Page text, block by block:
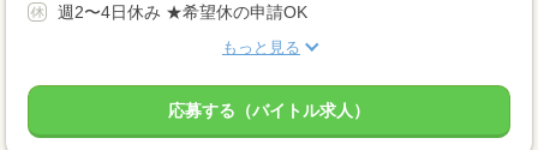
週2〜4日休み ★希望休の申請OK
もっと見る
応募する（バイトル求人）